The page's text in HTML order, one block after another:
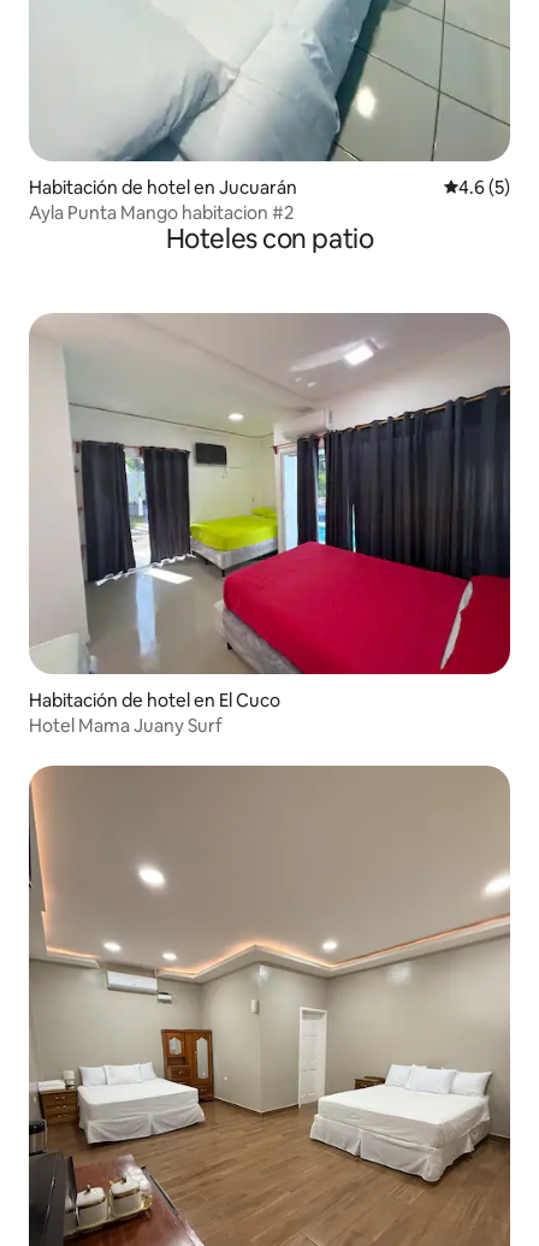
Habitación de hotel en Jucuarán
4.6 (5)
Ayla Punta Mango habitacion #2
Hoteles con patio
Habitación de hotel en El Cuco
Hotel Mama Juany Surf